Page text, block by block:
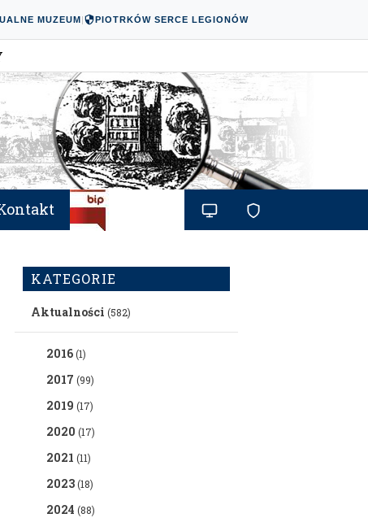
MUZEUM| PIOTRKÓW SERCE LEGIONÓW
KATEGORIE
Aktualności (582)
2016(1)
2017 (99)
2019 (17)
2020 (17)
2021 (11)
2023(18)
2024 (88)